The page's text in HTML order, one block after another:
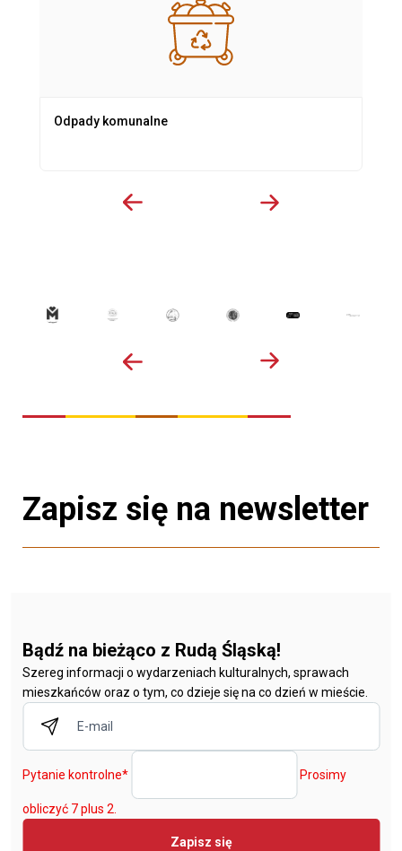
Odpady komunalne
Zapisz się na newsletter
Bądź na bieżąco z Rudą Śląską!
Szereg informacji o wydarzeniach kulturalnych, sprawach
mieszkańców oraz o tym, co dzieje się na co dzień w mieście.
Pytanie kontrolne* Prosimy
obliczyć 7 plus 2.
Zapisz się